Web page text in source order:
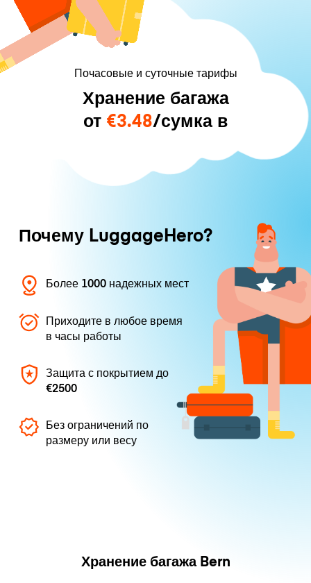
Почасовые и суточные тарифы
Хранение багажа
от €3.48/сумка в
Почему LuggageHero?
Более 1000 надежных мест
Приходите в любое время
в часы работы
Защита с покрытием до
€2500
Без ограничений по
размеру или весу
Хранение багажа Bern